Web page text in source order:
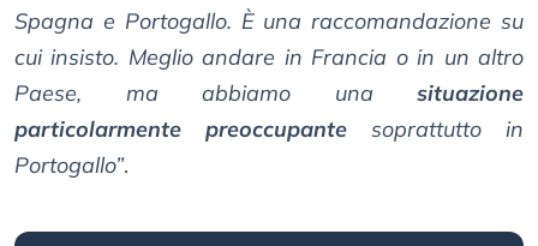
Spagna e Portogallo. È una raccomandazione su
cui insisto. Meglio andare in Francia o in un altro
Paese, ma abbiamo una situazione
particolarmente preoccupante soprattutto in
Portogallo”.